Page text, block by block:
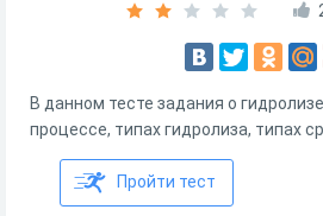
В данном тесте задания о
процессе, типах гидролиза, типах
Пройти тест